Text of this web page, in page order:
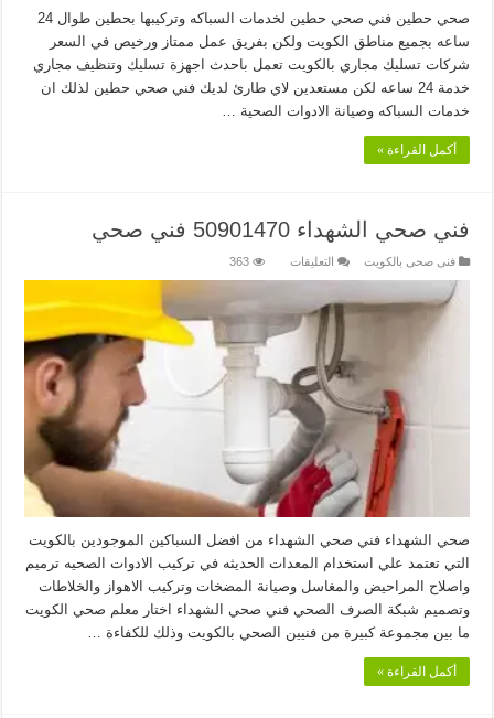
صحي حطين فني صحي حطين لخدمات السباكه وتركيبها بحطين طوال 24
ساعه بجميع مناطق الكويت ولكن بفريق عمل ممتاز ورخيص في السعر
شركات تسليك مجاري بالكويت تعمل باحدث اجهزة تسليك وتنظيف مجاري
خدمة 24 ساعه لكن مستعدين لاي طارئ لديك فني صحي حطين لذلك ان
خدمات السباكه وصيانة الادوات الصحية …
أكمل القراءة »
فني صحي الشهداء 50901470 فني صحي
فنى صحى بالكويت التعليقات
فني
صحي
363
صحي الشهداء فني صحي الشهداء من افضل السباكين الموجودين بالكويت
التي تعتمد علي استخدام المعدات الحديثه في تركيب الادوات الصحيه ترميم
واصلاح المراحيض والمغاسل وصيانة المضخات وتركيب الاهواز والخلاطات
وتصميم شبكة الصرف الصحي فني صحي الشهداء اختار معلم صحي الكويت
ما بين مجموعة كبيرة من فنيين الصحي بالكويت وذلك للكفاءة …
أكمل القراءة »